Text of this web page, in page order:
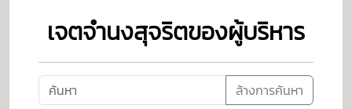
เจตจํานงสุจริตของผู้บริหาร
ล้างการค้นหา